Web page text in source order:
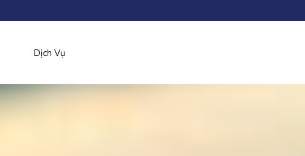
Dịch Vụ